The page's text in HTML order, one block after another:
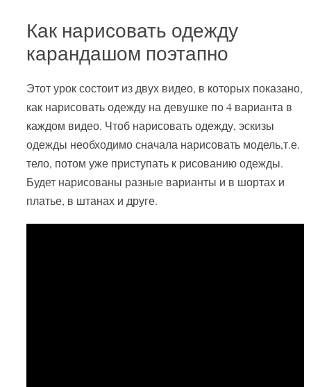
Как нарисовать одежду
карандашом поэтапно
Этот урок состоит из двух видео, в которых показано,
как нарисовать одежду на девушке по 4 варианта в
каждом видео. Чтоб нарисовать одежду, эскизы
одежды необходимо сначала нарисовать модель,т.е.
тело, потом уже приступать к рисованию одежды.
Будет нарисованы разные варианты и в шортах и
платье, в штанах и друге.